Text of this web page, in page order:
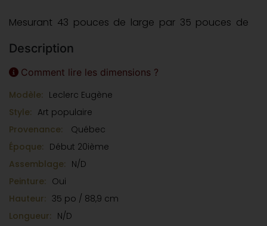
Mesurant 43 pouces de large par 35 pouces de
de blanc et de vert. Sans voilure, elle met en valeur
la finesse de la coque et l’équilibre de ses lignes.
soulignant son authenticité. Une pièce rare et
emblématique du patrimoine maritime canadien.
Description
Comment lire les dimensions ?
Modèle: Leclerc Eugène
Style: Art populaire
Provenance:
Québec
Époque: Début 20ième
Assemblage: N/D
Peinture: Oui
Hauteur: 35 po / 88,9 cm
Longueur: N/D